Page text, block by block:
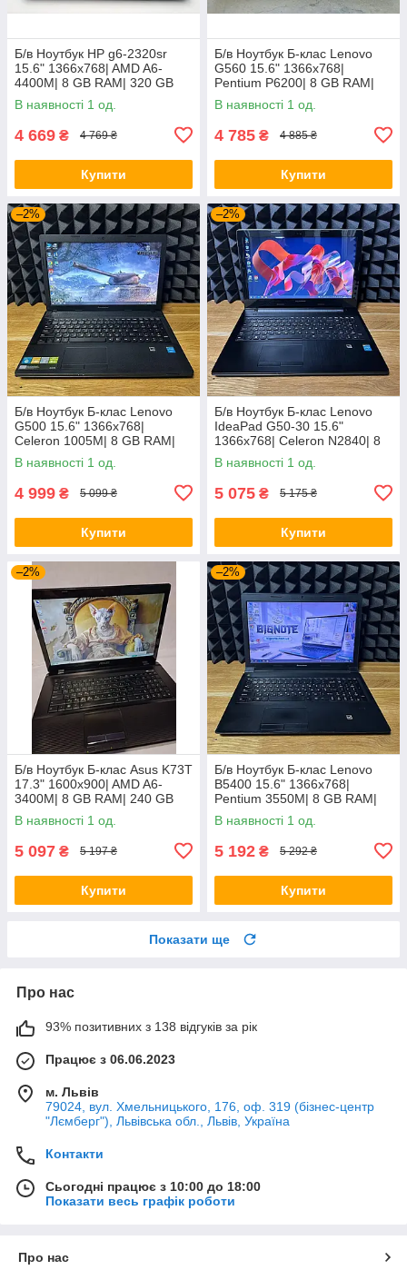
Б/в Ноутбук HP g6-2320sr
15.6" 1366x768| AMD A6-
4400M| 8 GB RAM| 320 GB
HDD| Radeon HD 7520G
В наявності 1 од.
4 669 ₴ 4 769 ₴
Купити
Б/в Ноутбук Б-клас Lenovo
G560 15.6" 1366x768|
Pentium P6200| 8 GB RAM|
120 GB SSD| HD
В наявності 1 од.
4 785 ₴ 4 885 ₴
Купити
–2%
Б/в Ноутбук Б-клас Lenovo
G500 15.6" 1366x768|
Celeron 1005M| 8 GB RAM|
128 GB SSD| HD
В наявності 1 од.
4 999 ₴ 5 099 ₴
Купити
–2%
Б/в Ноутбук Б-клас Lenovo
IdeaPad G50-30 15.6"
1366x768| Celeron N2840| 8
GB RAM| 128 GB SSD| HD
В наявності 1 од.
5 075 ₴ 5 175 ₴
Купити
–2%
Б/в Ноутбук Б-клас Asus K73T
17.3" 1600x900| AMD A6-
3400M| 8 GB RAM| 240 GB
SSD + 500 GB HDD| Radeon
HD 6520G
В наявності 1 од.
5 097 ₴ 5 197 ₴
Купити
–2%
Б/в Ноутбук Б-клас Lenovo
B5400 15.6" 1366x768|
Pentium 3550M| 8 GB RAM|
128 GB SSD| HD
В наявності 1 од.
5 192 ₴ 5 292 ₴
Купити
Показати ще
Про нас
93% позитивних з 138 відгуків за рік
Працює з 06.06.2023
м. Львів
79024, вул. Хмельницького, 176, оф. 319 (бізнес-центр
"Лємберг"), Львівська обл., Львів, Україна
Контакти
Сьогодні працює з 10:00 до 18:00
Показати весь графік роботи
Про нас